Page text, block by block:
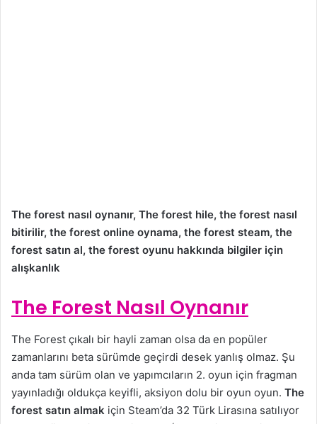
The forest nasıl oynanır, The forest hile, the forest nasıl
bitirilir, the forest online oynama, the forest steam, the
forest satın al, the forest oyunu hakkında bilgiler için
alışkanlık
The Forest Nasıl Oynanır
The Forest çıkalı bir hayli zaman olsa da en popüler
zamanlarını beta sürümde geçirdi desek yanlış olmaz. Şu
anda tam sürüm olan ve yapımcıların 2. oyun için fragman
yayınladığı oldukça keyifli, aksiyon dolu bir oyun oyun. The
forest satın almak için Steam’da 32 Türk Lirasına satılıyor